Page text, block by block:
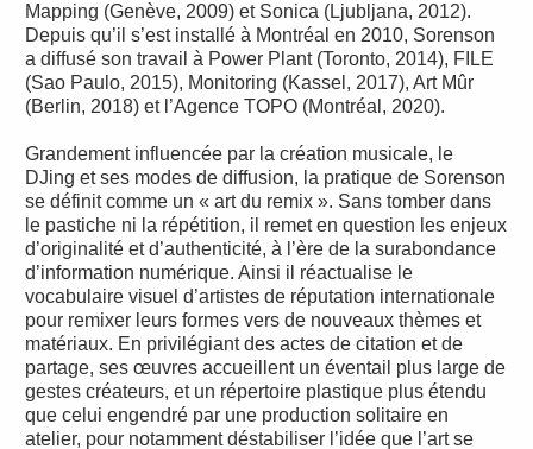
Mapping (Genève, 2009) et Sonica (Ljubljana, 2012).
Depuis qu’il s’est installé à Montréal en 2010, Sorenson
a diffusé son travail à Power Plant (Toronto, 2014), FILE
(Sao Paulo, 2015), Monitoring (Kassel, 2017), Art Mûr
(Berlin, 2018) et l’Agence TOPO (Montréal, 2020).
Grandement influencée par la création musicale, le
DJing et ses modes de diffusion, la pratique de Sorenson
se définit comme un « art du remix ». Sans tomber dans
le pastiche ni la répétition, il remet en question les enjeux
d’originalité et d’authenticité, à l’ère de la surabondance
d’information numérique. Ainsi il réactualise le
vocabulaire visuel d’artistes de réputation internationale
pour remixer leurs formes vers de nouveaux thèmes et
matériaux. En privilégiant des actes de citation et de
partage, ses œuvres accueillent un éventail plus large de
gestes créateurs, et un répertoire plastique plus étendu
que celui engendré par une production solitaire en
atelier, pour notamment déstabiliser l’idée que l’art se